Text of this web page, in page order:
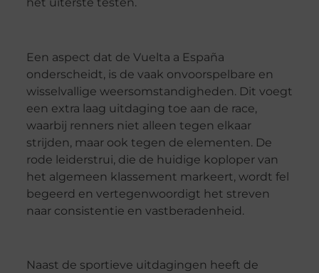
Een aspect dat de Vuelta a España
onderscheidt, is de vaak onvoorspelbare en
wisselvallige weersomstandigheden. Dit voegt
een extra laag uitdaging toe aan de race,
waarbij renners niet alleen tegen elkaar
strijden, maar ook tegen de elementen. De
rode leiderstrui, die de huidige koploper van
het algemeen klassement markeert, wordt fel
begeerd en vertegenwoordigt het streven
naar consistentie en vastberadenheid.
Naast de sportieve uitdagingen heeft de